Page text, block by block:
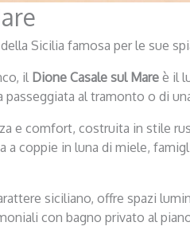
Sicilia famosa per le sue
il Dione Casale sul Mare è il
al tramonto o di
e comfort, costruita in stile
a coppie in luna di miele,
siciliano, offre spazi
con bagno privato al